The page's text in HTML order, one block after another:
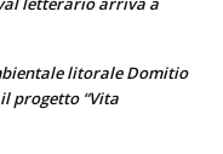
litorale Domitio
progetto “Vita